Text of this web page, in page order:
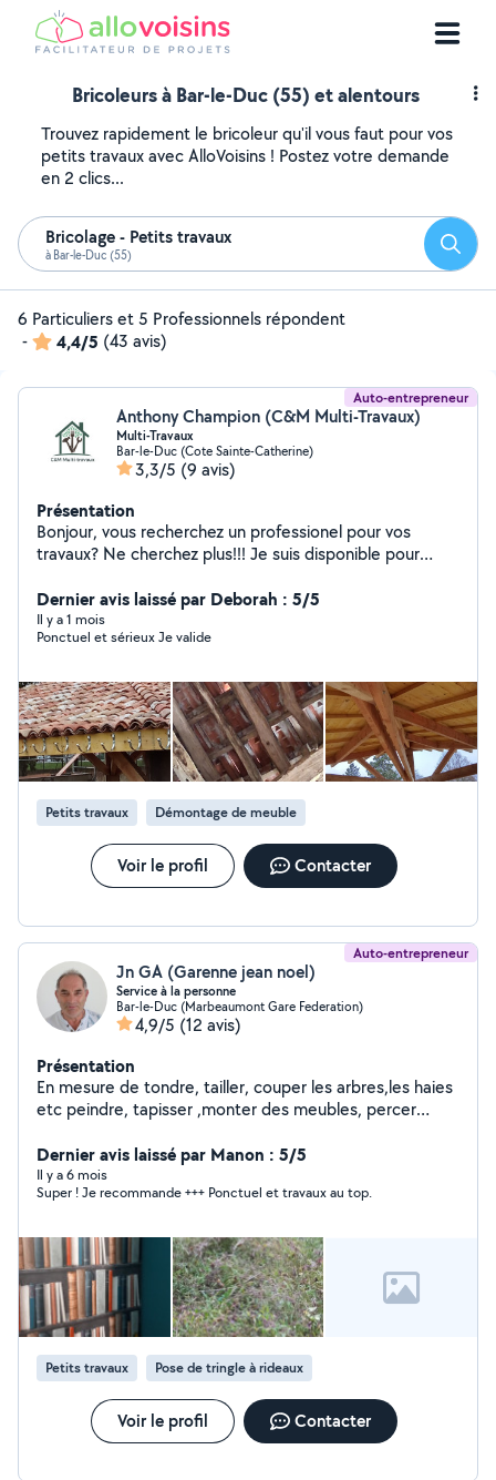
Bricoleurs à Bar-le-Duc (55) et alentours
Trouvez rapidement le bricoleur qu'il vous faut pour vos
petits travaux avec AlloVoisins ! Postez votre demande
en 2 clics...
Bricolage - Petits travaux
à Bar-le-Duc (55)
6 Particuliers et 5 Professionnels répondent
-
4,4/5 (43 avis)
Auto-entrepreneur
Anthony Champion (C&M Multi-Travaux)
Multi-Travaux
Bar-le-Duc (Cote Sainte-Catherine)
3,3/5 (9 avis)
Présentation
Bonjour, vous recherchez un professionel pour vos
travaux? Ne cherchez plus!!! Je suis disponible pour
revêtement de sols/murs/plafonds, nettoyage haute
pression, tapisserie, pose de lino, cuisine d'été,
déménagements, poses de parquets, débarras, diag'
terrasses/façades/murets/allées...) TRAVAIL SOIGNÉ,
RAPIDE ET TARIFS EN FORFAIT RAISONNABLE.
POSSIBILITÉ D'UN AVANTAGE FISCALE (pour certains
types de travaux). Pour plus de renseignements
n'hésitez pas à me contacter. Cordialement Anthony
Dernier avis laissé par Deborah : 5/5
Il y a 1 mois
Ponctuel et sérieux Je valide
Petits travaux Démontage de meuble
Voir le profil Contacter
Auto-entrepreneur
Jn GA (Garenne jean noel)
Service à la personne
Bar-le-Duc (Marbeaumont Gare Federation)
4,9/5 (12 avis)
Présentation
En mesure de tondre, tailler, couper les arbres,les haies
etc peindre, tapisser ,monter des meubles, percer
Moquette, Parquet, lino, Poser des luminaires Petite
plomberie
Dernier avis laissé par Manon : 5/5
Il y a 6 mois
Super ! Je recommande +++ Ponctuel et travaux au top.
Petits travaux Pose de tringle à rideaux
Voir le profil Contacter